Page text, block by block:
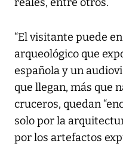
reales, entre otros.
“El visitante puede
arqueológico que
española y un
que llegan, más que
cruceros, quedan
solo por la
por los artefactos